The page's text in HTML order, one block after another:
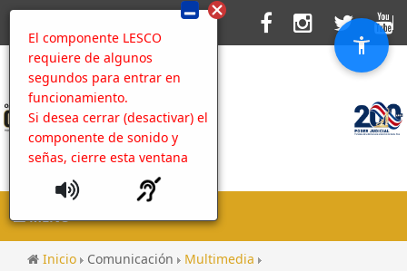
El componente LESCO
requiere de algunos
segundos para entrar en
funcionamiento.
Si desea cerrar (desactivar) el
componente de sonido y
señas, cierre esta ventana
MENU
Inicio Comunicación
Multimedia